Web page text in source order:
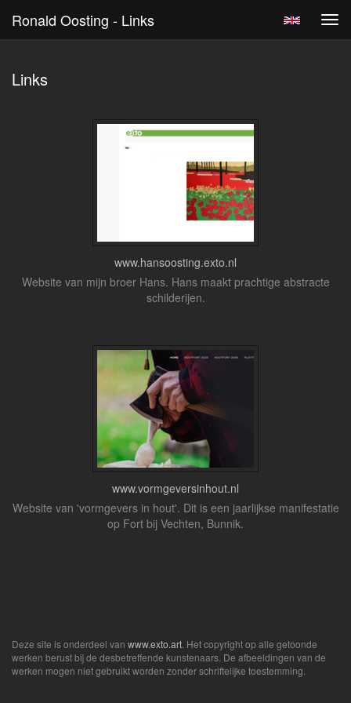
Ronald Oosting - Links
Links
www.hansoosting.exto.nl
Website van mijn broer Hans. Hans maakt prachtige abstracte
schilderijen.
www.vormgeversinhout.nl
Website van 'vormgevers in hout'. Dit is een jaarlijkse manifestatie
op Fort bij Vechten, Bunnik.
Deze site is onderdeel van www.exto.art . Het copyright op alle getoonde
werken berust bij de desbetreffende kunstenaars. De afbeeldingen van de
werken mogen niet gebruikt worden zonder schriftelijke toestemming.